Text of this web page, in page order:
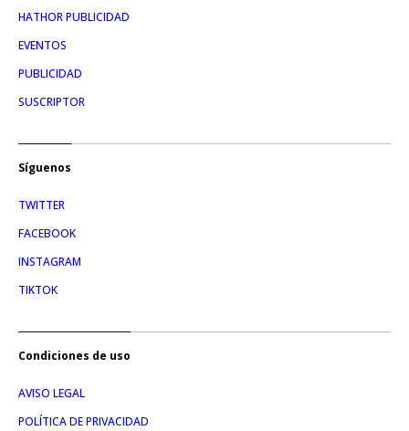
HATHOR PUBLICIDAD
EVENTOS
PUBLICIDAD
SUSCRIPTOR
Síguenos
TWITTER
FACEBOOK
INSTAGRAM
TIKTOK
Condiciones de uso
AVISO LEGAL
POLÍTICA DE PRIVACIDAD